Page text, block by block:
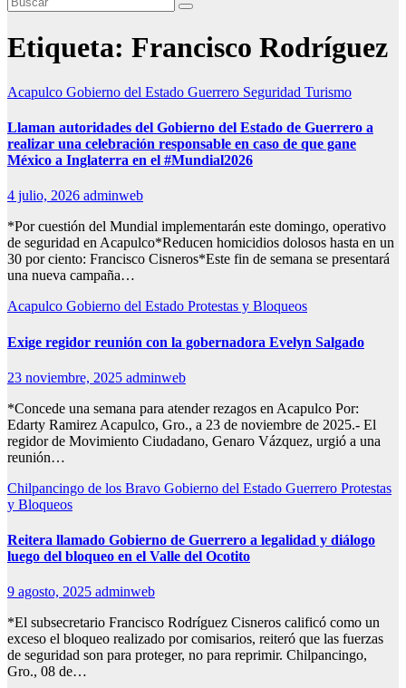
Etiqueta: Francisco Rodríguez
Acapulco Gobierno del Estado Guerrero Seguridad Turismo
Llaman autoridades del Gobierno del Estado de Guerrero a
realizar una celebración responsable en caso de que gane
México a Inglaterra en el #Mundial2026
4 julio, 2026 adminweb
*Por cuestión del Mundial implementarán este domingo, operativo
de seguridad en Acapulco*Reducen homicidios dolosos hasta en un
30 por ciento: Francisco Cisneros*Este fin de semana se presentará
una nueva campaña…
Acapulco Gobierno del Estado Protestas y Bloqueos
Exige regidor reunión con la gobernadora Evelyn Salgado
23 noviembre, 2025 adminweb
*Concede una semana para atender rezagos en Acapulco Por:
Edarty Ramirez Acapulco, Gro., a 23 de noviembre de 2025.- El
regidor de Movimiento Ciudadano, Genaro Vázquez, urgió a una
reunión…
Chilpancingo de los Bravo Gobierno del Estado Guerrero Protestas
y Bloqueos
Reitera llamado Gobierno de Guerrero a legalidad y diálogo
luego del bloqueo en el Valle del Ocotito
9 agosto, 2025 adminweb
*El subsecretario Francisco Rodríguez Cisneros calificó como un
exceso el bloqueo realizado por comisarios, reiteró que las fuerzas
de seguridad son para proteger, no para reprimir. Chilpancingo,
Gro., 08 de…